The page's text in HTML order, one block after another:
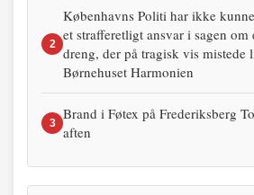
2
Københavns Politi har ikke
et strafferetligt ansvar i sagen
dreng, der på tragisk vis mistede
Børnehuset Harmonien
3
Brand i Føtex på Frederiksberg
aften